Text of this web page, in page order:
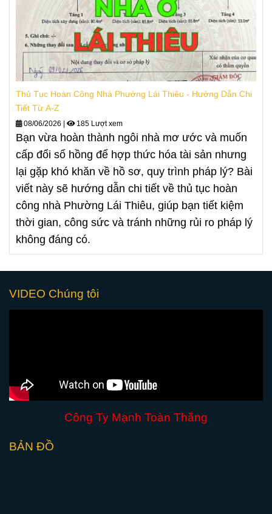
Thủ Tục Hoàn Công Nhà Phường Lái Thiêu - Hướng Dẫn Chi
Tiết Từ A-Z
08/06/2026 185 Lượt xem
Bạn vừa hoàn thành ngôi nhà mơ ước và muốn
cấp đổi sổ hồng để hợp thức hóa tài sản nhưng
lại gặp khó khăn về hồ sơ, quy trình pháp lý? Bài
viết này sẽ hướng dẫn chi tiết về thủ tục hoàn
công nhà Phường Lái Thiêu, giúp bạn tiết kiệm
thời gian, công sức và tránh những rủi ro pháp lý
không đáng có.
VIDEO Chúng tôi
Công Ty Mạnh Toàn Thắng
BẢN ĐỒ